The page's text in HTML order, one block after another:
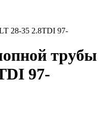
28-35 2.8TDI 97-
трубы
97-